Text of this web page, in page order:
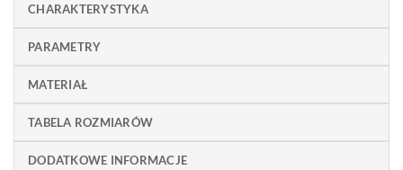
CHARAKTERYSTYKA
PARAMETRY
MATERIAŁ
TABELA ROZMIARÓW
DODATKOWE INFORMACJE